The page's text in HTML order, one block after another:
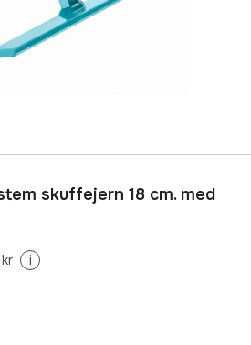
skuffejern 18 cm. med
i